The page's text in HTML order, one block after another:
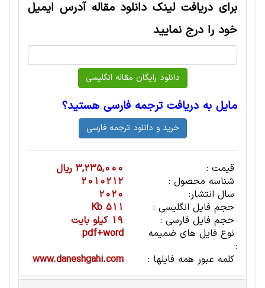
برای دریافت لینک دانلود مقاله آدرس ایمیل
خود را درج نمایید
مایل به دریافت ترجمه فارسی هستید؟
قیمت :
3,235,000 ریال
شناسه محصول :
2010212
سال انتشار:
2020
حجم فایل انگلیسی :
511 Kb
حجم فایل فارسی :
19 کیلو بایت
نوع فایل های ضمیمه
:
pdf+word
کلمه عبور همه فایلها :
www.daneshgahi.com